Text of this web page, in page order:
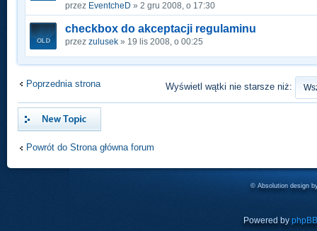
przez EventcheD » 2 gru 2008, o 17:30
checkbox do akceptacji regulaminu
przez zulusek » 19 lis 2008, o 00:25
Poprzednia strona Wyświetl wątki nie starsze niż:
Napisz wątek
Powrót do Strona główna forum
© Absolution design
Powered by phpBB